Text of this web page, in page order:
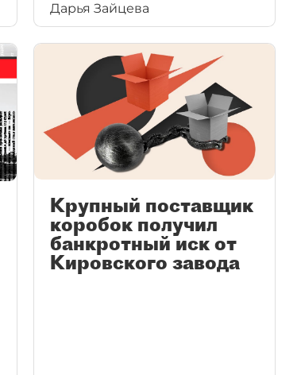
в другие регионы.
Но там их ждёт жёсткая
конкуренция с агрегаторами.
Дарья Зайцева
Крупный поставщик
коробок получил
банкротный иск от
Кировского завода